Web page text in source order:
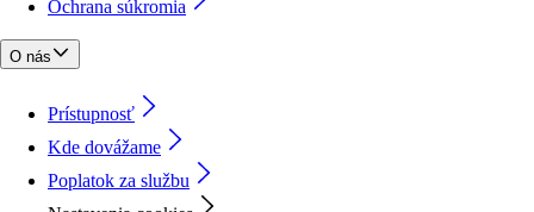
Ochrana súkromia
O nás
Prístupnosť
Kde dovážame
Poplatok za službu